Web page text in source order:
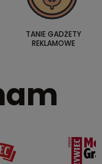
TANIE GADŻETY
REKLAMOWE